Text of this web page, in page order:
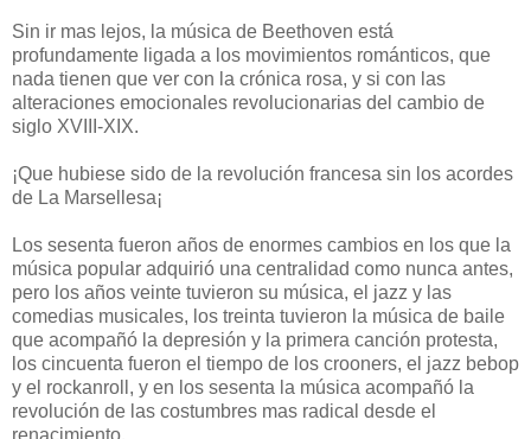
Sin ir mas lejos, la música de Beethoven está
profundamente ligada a los movimientos románticos, que
nada tienen que ver con la crónica rosa, y si con las
alteraciones emocionales revolucionarias del cambio de
siglo XVIII-XIX.
¡Que hubiese sido de la revolución francesa sin los acordes
de La Marsellesa¡
Los sesenta fueron años de enormes cambios en los que la
música popular adquirió una centralidad como nunca antes,
pero los años veinte tuvieron su música, el jazz y las
comedias musicales, los treinta tuvieron la música de baile
que acompañó la depresión y la primera canción protesta,
los cincuenta fueron el tiempo de los crooners, el jazz bebop
y el rockanroll, y en los sesenta la música acompañó la
revolución de las costumbres mas radical desde el
renacimiento.